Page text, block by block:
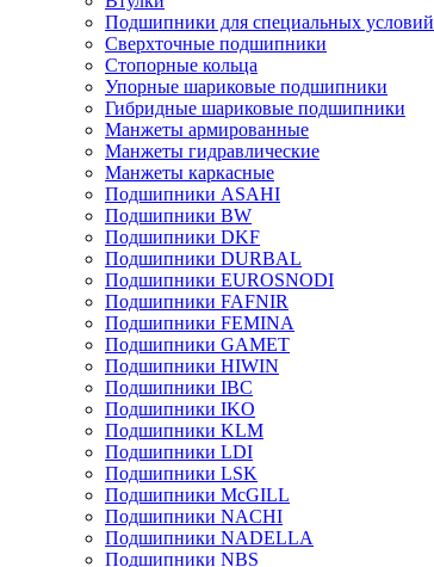
Подшипники для специальных условий
Сверхточные подшипники
Стопорные кольца
Упорные шариковые подшипники
Гибридные шариковые подшипники
Манжеты армированные
Манжеты гидравлические
Манжеты каркасные
Подшипники ASAHI
Подшипники BW
Подшипники DKF
Подшипники DURBAL
Подшипники EUROSNODI
Подшипники FAFNIR
Подшипники FEMINA
Подшипники GAMET
Подшипники HIWIN
Подшипники IBC
Подшипники IKO
Подшипники KLM
Подшипники LDI
Подшипники LSK
Подшипники McGILL
Подшипники NACHI
Подшипники NADELLA
Подшипники NBS